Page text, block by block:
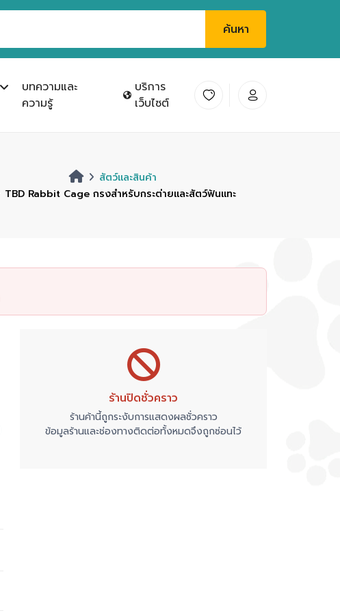
ค้นหา
บทความและ
ความรู้
บริการ
เว็บไซต์
สัตว์และสินค้า
TBD Rabbit Cage กรงสำหรับกระต่ายและสัตว์ฟันแทะ
ร้านปิดชั่วคราว
ร้านค้านี้ถูกระงับการแสดงผลชั่วคราว
ข้อมูลร้านและช่องทางติดต่อทั้งหมดจึงถูกซ่อนไว้